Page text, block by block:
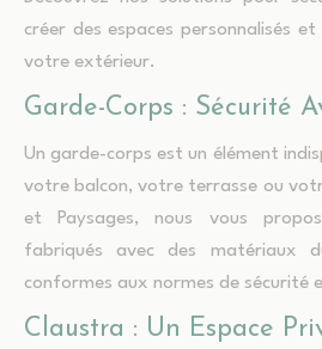
créer des espaces personnalisés
votre extérieur.
Garde-Corps : Sécurité
Un garde-corps est un élément
votre balcon, votre terrasse ou
et Paysages, nous vous
fabriqués avec des matériaux
conformes aux normes de sécurité
Claustra : Un Espace